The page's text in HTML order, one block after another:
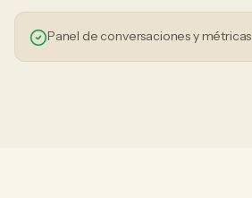
Panel de conversaciones y métricas